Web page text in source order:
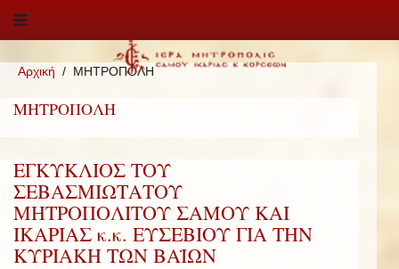
Αρχική ΜΗΤΡΟΠΟΛΗ
ΜΗΤΡΟΠΟΛΗ
ΕΓΚΥΚΛΙΟΣ ΤΟΥ
ΣΕΒΑΣΜΙΩΤΑΤΟΥ
ΜΗΤΡΟΠΟΛΙΤΟΥ ΣΑΜΟΥ ΚΑΙ
ΙΚΑΡΙΑΣ κ.κ. ΕΥΣΕΒΙΟΥ ΓΙΑ ΤΗΝ
ΚΥΡΙΑΚΗ ΤΩΝ ΒΑΪΩΝ